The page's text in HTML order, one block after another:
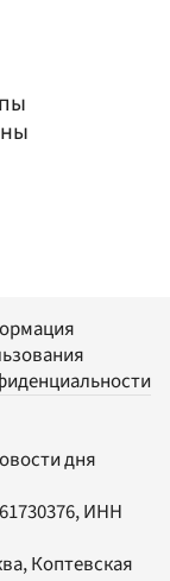
дня
ИНН
Коптевская